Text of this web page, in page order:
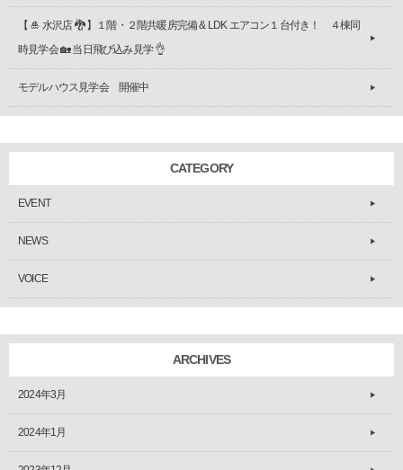
【 🎍 水沢店 🐉 】１階・２階共暖房完備 & LDK エアコン１台付き！ ４棟同
時見学会 🏡 当日飛び込み見学 👌
モデルハウス見学会 開催中
CATEGORY
EVENT
NEWS
VOICE
ARCHIVES
2024年3月
2024年1月